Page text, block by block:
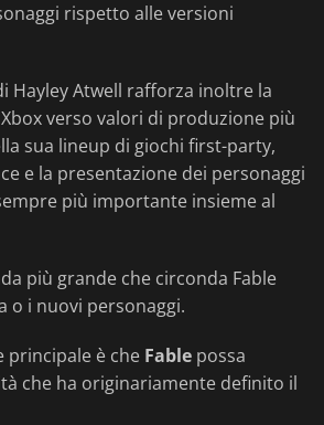
rispetto alle versioni
Hayley Atwell rafforza inoltre la
verso valori di produzione più
sua lineup di giochi first-party,
e la presentazione dei personaggi
più importante insieme al
più grande che circonda Fable
o i nuovi personaggi.
principale è che Fable possa
che ha originariamente definito il